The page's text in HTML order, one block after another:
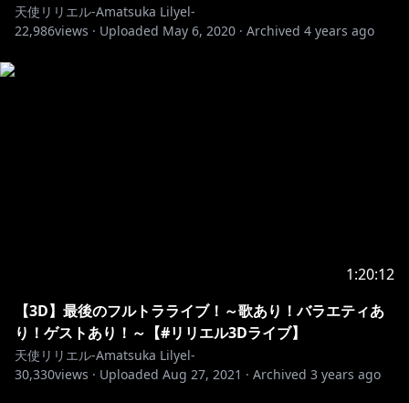
手をかざしたら届きそうなほど
何度つまづいてもいい 僕が僕ならば
天使リリエル-Amatsuka Lilyel-
22,986views · Uploaded May 6, 2020 · Archived 4 years ago
1:20:12
【3D】最後のフルトラライブ！～歌あり！バラエティあ
り！ゲストあり！～【#リリエル3Dライブ】
天使リリエル-Amatsuka Lilyel-
30,330views · Uploaded Aug 27, 2021 · Archived 3 years ago